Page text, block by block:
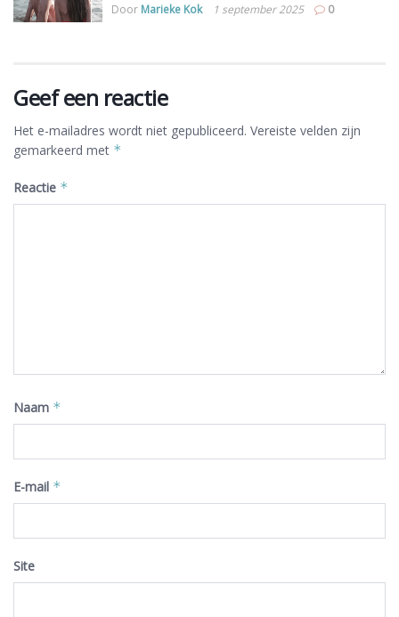
Door Marieke Kok 1 september 2025 0
Geef een reactie
Het e-mailadres wordt niet gepubliceerd. Vereiste velden zijn
gemarkeerd met *
Reactie *
Naam *
E-mail *
Site